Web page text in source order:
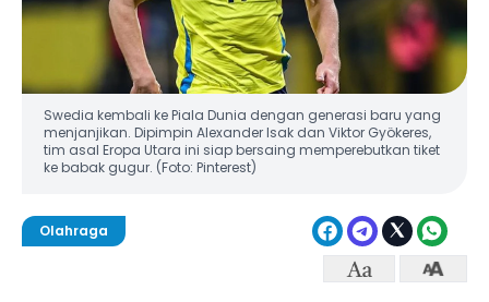
Swedia kembali ke Piala Dunia dengan generasi baru yang
menjanjikan. Dipimpin Alexander Isak dan Viktor Gyökeres,
tim asal Eropa Utara ini siap bersaing memperebutkan tiket
ke babak gugur. (Foto: Pinterest)
Olahraga